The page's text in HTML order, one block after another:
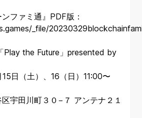
ンファミ通』PDF版：
_file/
the Future」presented by
日（土）、16（日）11:00〜
宇田川町３０−７ アンテナ２１